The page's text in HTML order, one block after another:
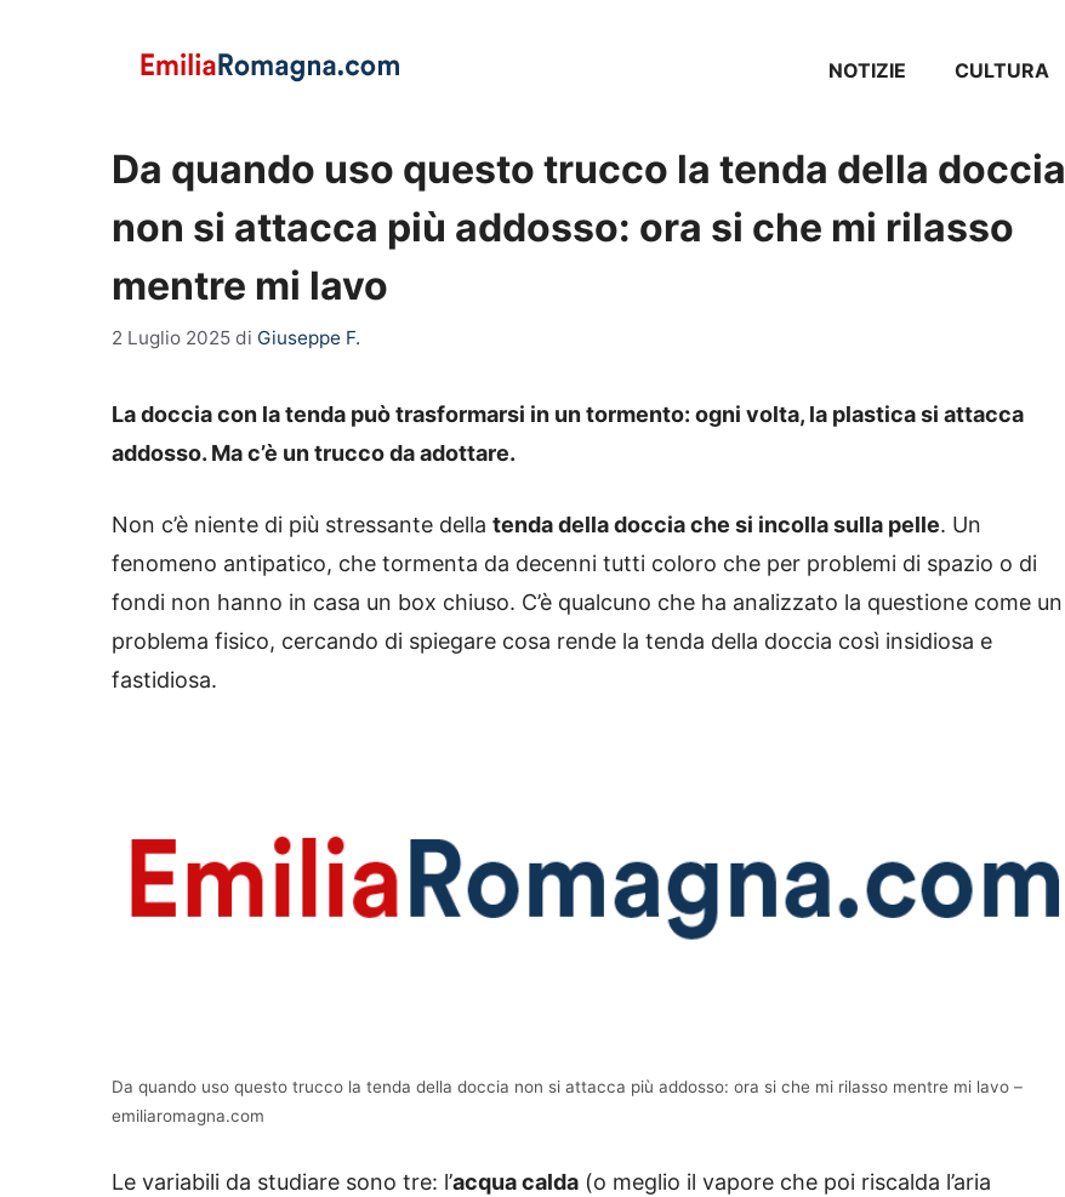
NOTIZIE CULTURA
Da quando uso questo trucco la tenda della doccia
non si attacca più addosso: ora si che mi rilasso
mentre mi lavo
2 Luglio 2025 di Giuseppe F.
La doccia con la tenda può trasformarsi in un tormento: ogni volta, la plastica si attacca
addosso. Ma c’è un trucco da adottare.
Non c’è niente di più stressante della tenda della doccia che si incolla sulla pelle. Un
fenomeno antipatico, che tormenta da decenni tutti coloro che per problemi di spazio o di
fondi non hanno in casa un box chiuso. C’è qualcuno che ha analizzato la questione come un
problema fisico, cercando di spiegare cosa rende la tenda della doccia così insidiosa e
fastidiosa.
Da quando uso questo trucco la tenda della doccia non si attacca più addosso: ora si che mi rilasso mentre mi lavo –
emiliaromagna.com
Le variabili da studiare sono tre: l’acqua calda (o meglio il vapore che poi riscalda l’aria